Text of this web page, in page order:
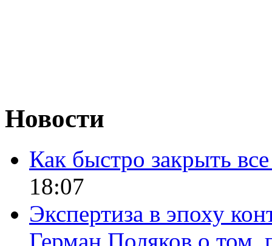
Новости
Как быстро закрыть
18:07
Экспертиза в эпоху
Герман Поляков о том,